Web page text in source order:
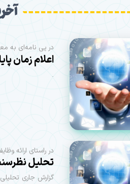
در پی نامه‌ای به
اعلام زمان
.
در راستای ارائه
تحلیل
گزارش جاری